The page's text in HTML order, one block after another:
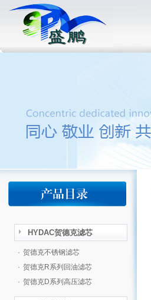
HYDAC贺德克滤芯
· 贺德克不锈钢滤芯
· 贺德克R系列回油滤芯
· 贺德克D系列高压滤芯